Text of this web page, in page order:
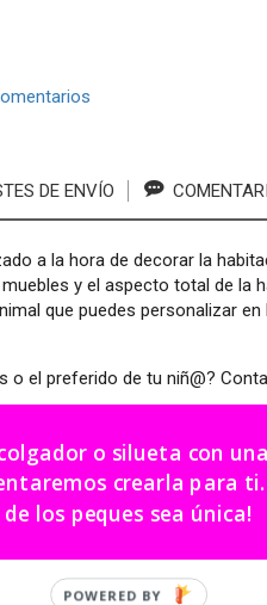
DE ENVÍO
a la hora de decorar la
y el aspecto total de
que puedes personalizar
o el preferido de tu niñ@?
con la forma que te
o silueta con
para ti. ¡Haz que la habitación
de los peques sea única!
POWERED BY